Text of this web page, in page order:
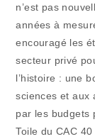
n’est pas
années à
encouragé les
secteur privé
l’histoire : une
sciences et aux
par les budgets
Toile du CAC